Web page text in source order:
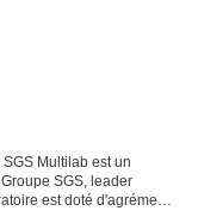
Multilab est un
SGS, leader
est doté d'agréments